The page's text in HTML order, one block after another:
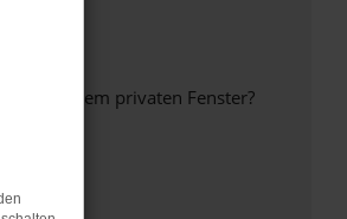
in einem privaten Fenster?